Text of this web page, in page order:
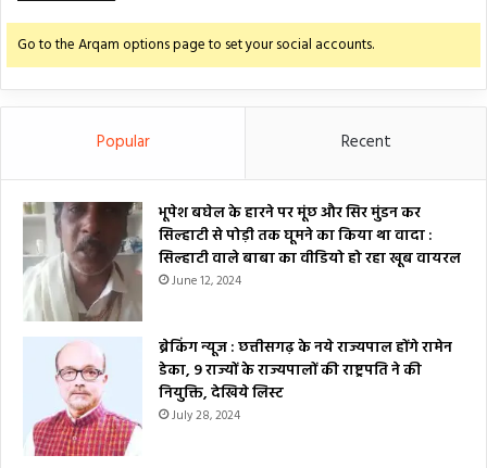
Go to the Arqam options page to set your social accounts.
Popular Recent
भूपेश बघेल के हारने पर मूंछ और सिर मुंडन कर
सिल्हाटी से पोड़ी तक घूमने का किया था वादा :
सिल्हाटी वाले बाबा का वीडियो हो रहा खूब वायरल
June 12, 2024
ब्रेकिंग न्यूज : छत्तीसगढ़ के नये राज्यपाल होंगे रामेन
डेका, 9 राज्यों के राज्यपालों की राष्ट्रपति ने की
नियुक्ति, देखिये लिस्ट
July 28, 2024